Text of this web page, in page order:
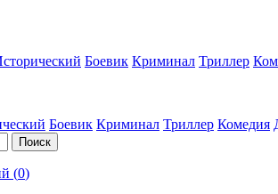
Боевик Криминал Триллер
Боевик Криминал Триллер Комедия
Поиск
(0)